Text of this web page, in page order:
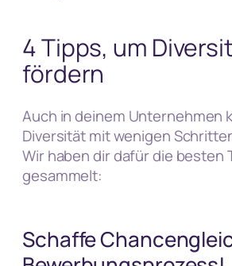
4 Tipps, um
fördern
Auch in deinem Unternehmen
Diversität mit wenigen
Wir haben dir dafür die besten
gesammelt:
Schaffe